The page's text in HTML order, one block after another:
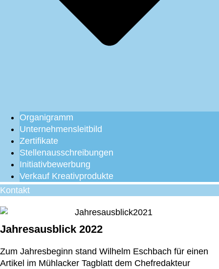
Organigramm
Unternehmensleitbild
Zertifikate
Stellenausschreibungen
Initiativbewerbung
Verkauf Kreativprodukte
Kontakt
Jahresausblick 2022
Zum Jahresbeginn stand Wilhelm Eschbach für einen
Artikel im Mühlacker Tagblatt dem Chefredakteur